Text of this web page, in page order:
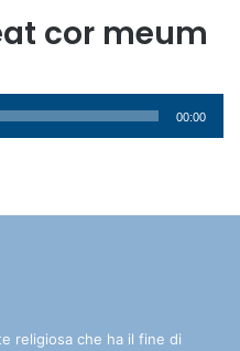
cor meum
00:00
religiosa che ha il fine di